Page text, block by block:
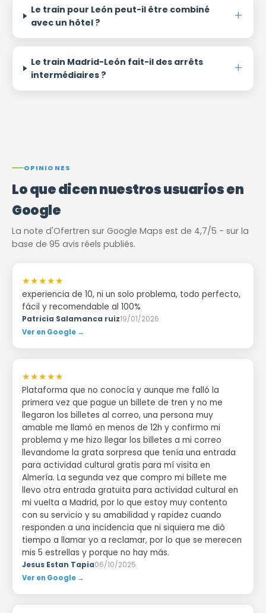
Le train pour León peut-il être combiné
avec un hôtel ?
Le train Madrid-León fait-il des arrêts
intermédiaires ?
OPINIONES
Lo que dicen nuestros usuarios en
Google
La note d'Ofertren sur Google Maps est de 4,7/5 - sur la
base de 95 avis réels publiés.
★★★★★
experiencia de 10, ni un solo problema, todo perfecto,
fácil y recomendable al 100%
Patricia Salamanca ruiz19/01/2026
Ver en Google →
★★★★★
Plataforma que no conocía y aunque me falló la
primera vez que pague un billete de tren y no me
llegaron los billetes al correo, una persona muy
amable me llamó en menos de 12h y confirmo mi
problema y me hizo llegar los billetes a mi correo
llevandome la grata sorpresa que tenía una entrada
para actividad cultural gratis para mí visita en
Almería. La segunda vez que compro mi billete me
llevo otra entrada gratuita para actividad cultural en
mi vuelta a Madrid, por lo que estoy muy contento
con su servicio y su amabilidad y rapidez cuando
responden a una incidencia que ni siquiera me dió
tiempo a llamar yo a reclamar, por lo que se merecen
mis 5 estrellas y porque no hay más.
Jesus Estan Tapia06/10/2025
Ver en Google →